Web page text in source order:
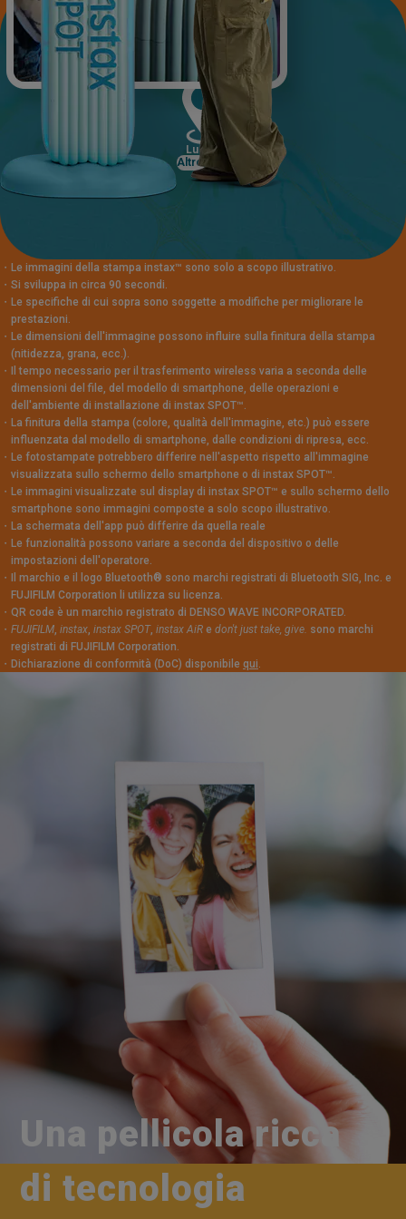
Luoghi
Altro
・ Le immagini della stampa instax™ sono solo a scopo illustrativo.
・ Si sviluppa in circa 90 secondi.
・ Le specifiche di cui sopra sono soggette a modifiche per migliorare le
prestazioni.
・ Le dimensioni dell'immagine possono influire sulla finitura della stampa
(nitidezza, grana, ecc.).
・ Il tempo necessario per il trasferimento wireless varia a seconda delle
dimensioni del file, del modello di smartphone, delle operazioni e
dell'ambiente di installazione di instax SPOT™.
・ La finitura della stampa (colore, qualità dell'immagine, etc.) può essere
influenzata dal modello di smartphone, dalle condizioni di ripresa, ecc.
・ Le fotostampate potrebbero differire nell'aspetto rispetto all'immagine
visualizzata sullo schermo dello smartphone o di instax SPOT™.
・ Le immagini visualizzate sul display di instax SPOT™ e sullo schermo dello
smartphone sono immagini composte a solo scopo illustrativo.
・ La schermata dell'app può differire da quella reale
・ Le funzionalità possono variare a seconda del dispositivo o delle
impostazioni dell'operatore.
・ Il marchio e il logo Bluetooth® sono marchi registrati di Bluetooth SIG, Inc. e
FUJIFILM Corporation li utilizza su licenza.
・ QR code è un marchio registrato di DENSO WAVE INCORPORATED.
・ FUJIFILM instax instax SPOT, instax AiR e don't just take, give. sono marchi
registrati di FUJIFILM Corporation.
・ Dichiarazione di conformità (DoC) disponibile qui
Una pellicola ricca
di tecnologia